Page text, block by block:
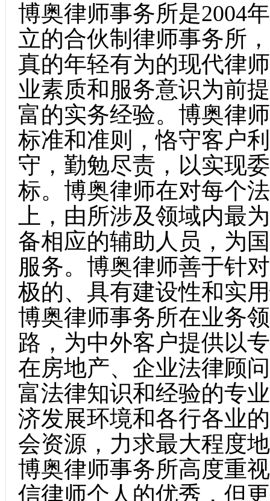
博奥律师事务所是2004
立的合伙制律师事务所
真的年轻有为的现代律
业素质和服务意识为前
富的实务经验。博奥律
标准和准则，恪守客户
守，勤勉尽责，以实现
标。博奥律师在对每个
上，由所涉及领域内最
备相应的辅助人员，为
服务。博奥律师善于针
极的、具有建设性和实
博奥律师事务所在业务
路，为中外客户提供以
在房地产、企业法律顾
富法律知识和经验的专
济发展环境和各行各业
会资源，力求最大程度
博奥律师事务所高度重
信律师个人的优秀，但